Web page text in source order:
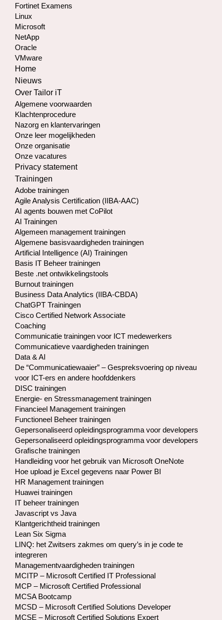
Fortinet Examens
Linux
Microsoft
NetApp
Oracle
VMware
Home
Nieuws
Over Tailor iT
Algemene voorwaarden
Klachtenprocedure
Nazorg en klantervaringen
Onze leer mogelijkheden
Onze organisatie
Onze vacatures
Privacy statement
Trainingen
Adobe trainingen
Agile Analysis Certification (IIBA-AAC)
AI agents bouwen met CoPilot
AI Trainingen
Algemeen management trainingen
Algemene basisvaardigheden trainingen
Artificial Intelligence (AI) Trainingen
Basis IT Beheer trainingen
Beste .net ontwikkelingstools
Burnout trainingen
Business Data Analytics (IIBA-CBDA)
ChatGPT Trainingen
Cisco Certified Network Associate
Coaching
Communicatie trainingen voor ICT medewerkers
Communicatieve vaardigheden trainingen
Data & AI
De “Communicatiewaaier” – Gespreksvoering op niveau
voor ICT-ers en andere hoofddenkers
DISC trainingen
Energie- en Stressmanagement trainingen
Financieel Management trainingen
Functioneel Beheer trainingen
Gepersonaliseerd opleidingsprogramma voor developers
Gepersonaliseerd opleidingsprogramma voor developers
Grafische trainingen
Handleiding voor het gebruik van Microsoft OneNote
Hoe upload je Excel gegevens naar Power BI
HR Management trainingen
Huawei trainingen
IT beheer trainingen
Javascript vs Java
Klantgerichtheid trainingen
Lean Six Sigma
LINQ: het Zwitsers zakmes om query’s in je code te
integreren
Managementvaardigheden trainingen
MCITP – Microsoft Certified IT Professional
MCP – Microsoft Certified Professional
MCSA Bootcamp
MCSD – Microsoft Certified Solutions Developer
MCSE – Microsoft Certified Solutions Expert